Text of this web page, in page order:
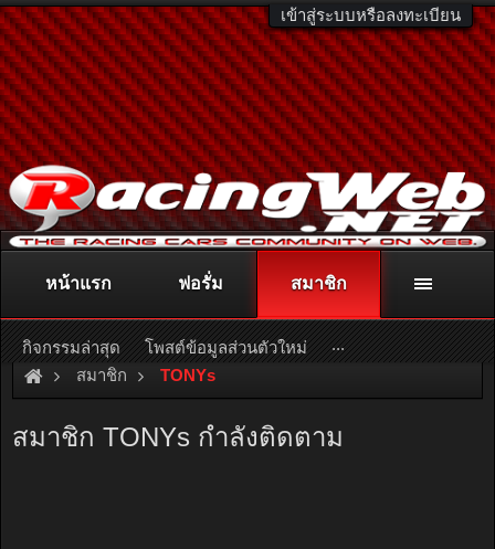
เข้าสู่ระบบหรือลงทะเบียน
ติดต่อลงโฆษณา racingweb@gmail.comหรือโทร. 081-811-1138
หรืออ่านรายละเอียดเพิ่มเติม คลิกที่นี่
สมาชิก TONYs
สมาชิก TONYs กำลังติดตาม
หน้าแรก ฟอรั่ม สมาชิก
กิจกรรมล่าสุด โพสต์ข้อมูลส่วนตัวใหม่ ...